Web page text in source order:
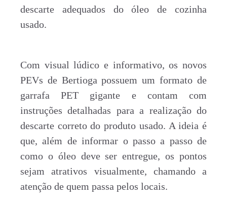
descarte adequados do óleo de cozinha
usado.
Com visual lúdico e informativo, os novos
PEVs de Bertioga possuem um formato de
garrafa PET gigante e contam com
instruções detalhadas para a realização do
descarte correto do produto usado. A ideia é
que, além de informar o passo a passo de
como o óleo deve ser entregue, os pontos
sejam atrativos visualmente, chamando a
atenção de quem passa pelos locais.